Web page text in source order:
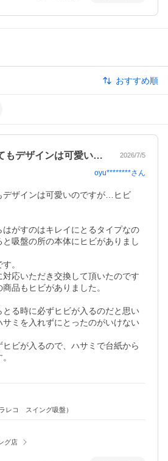
おすすめ順
車で揺れていてとてもデザインは可愛いの… 2026/7/5
oyu********さん
デザインは可愛いのですが…ヒビ
はがすのはキレイにとるタイプなの
吸盤の所の本体にヒビがありまし
。
応いただき交換して頂いたのです
品もヒビがありました。
る時に必ずヒビが入るのだと思い
サミを入れずにとったのがいけない
ビが入るので、ハサミで台紙から
レコ スイング吸盤）
グ店